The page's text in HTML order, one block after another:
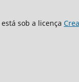
está sob a licença